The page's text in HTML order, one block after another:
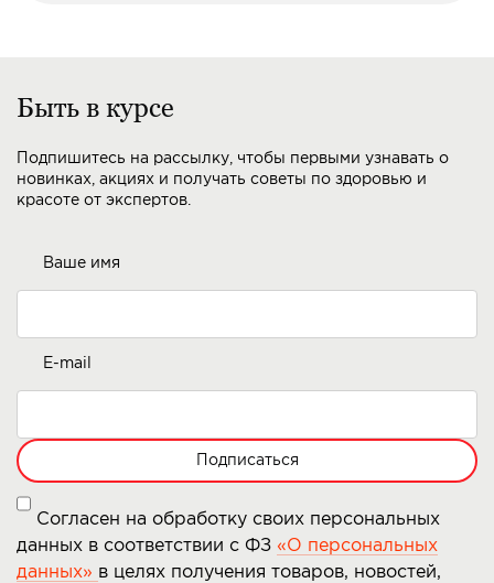
Быть в курсе
Подпишитесь на рассылку, чтобы первыми узнавать о
новинках, акциях и получать советы по здоровью и
красоте от экспертов.
Ваше имя
E-mail
Подписаться
Согласен на обработку своих персональных
данных в соответствии с ФЗ «О персональных
данных» в целях получения товаров, новостей,